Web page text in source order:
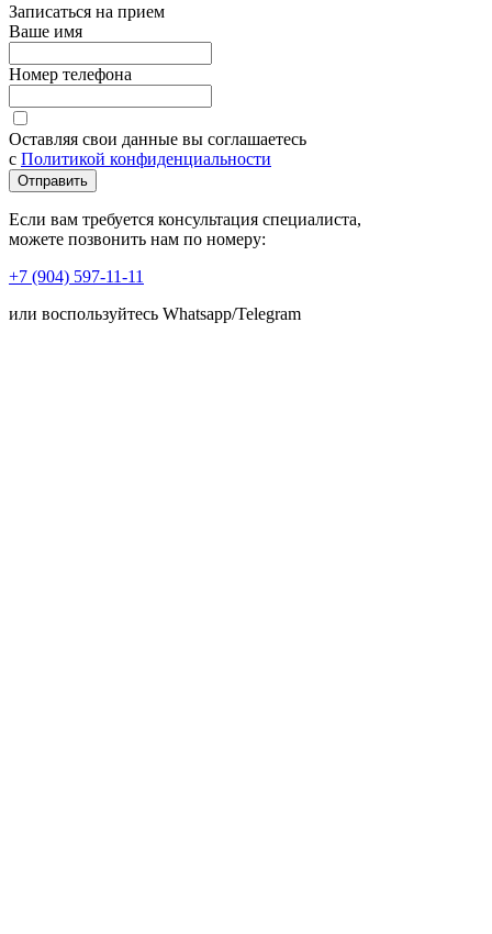
Записаться на прием
Ваше имя
Номер телефона
Оставляя свои данные вы соглашаетесь
с Политикой конфиденциальности
Отправить
Если вам требуется консультация специалиста,
можете позвонить нам по номеру:
+7 (904) 597-11-11
или воспользуйтесь Whatsapp/Telegram